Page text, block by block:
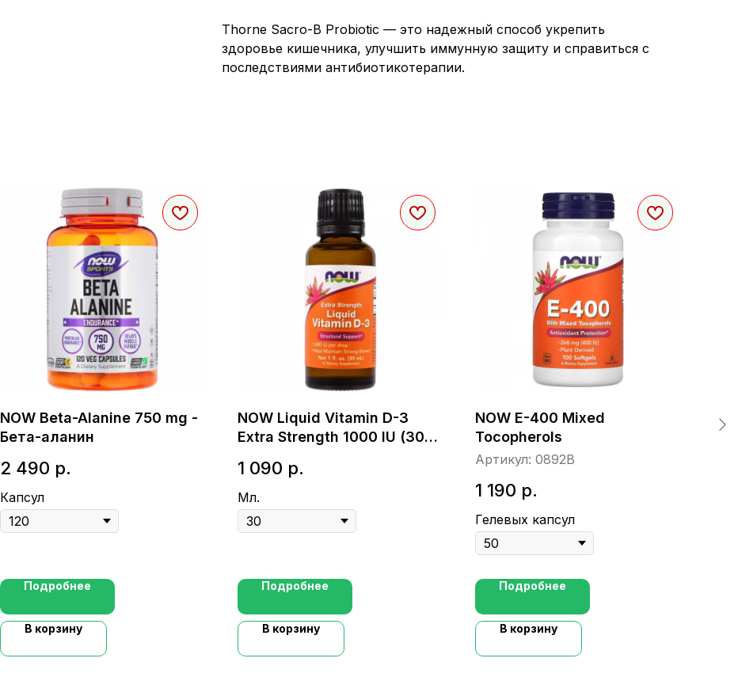
Thorne Sacro-B Probiotic — это надежный способ укрепить
здоровье кишечника, улучшить иммунную защиту и справиться с
последствиями антибиотикотерапии.
NOW Beta-Alanine 750 mg -
Бета-аланин
2 490 р.
Капсул
Подробнее
В корзину
NOW Liquid Vitamin D-3
Extra Strength 1000 IU (30
1 090 р.
Мл.
Подробнее
В корзину
NOW E-400 Mixed
Tocopherols
Артикул: 0892B
1 190 р.
Гелевых капсул
Подробнее
В корзину